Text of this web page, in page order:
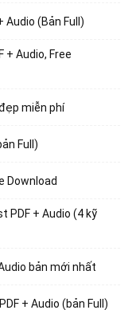
Audio (Bản Full)
+ Audio, Free
miễn phí
Full)
Download
PDF + Audio (4 kỹ
bản mới nhất
+ Audio (bản Full)